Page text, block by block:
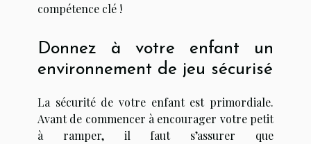
compétence clé !
Donnez à votre enfant un
environnement de jeu sécurisé
La sécurité de votre enfant est primordiale.
Avant de commencer à encourager votre petit
à ramper, il faut s’assurer que